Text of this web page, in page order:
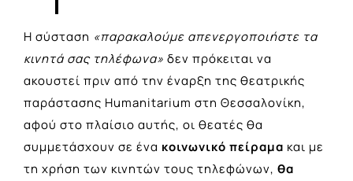
H σύσταση «παρακαλούμε απενεργοποιήστε τα
κινητά σας τηλέφωνα» δεν πρόκειται να
ακουστεί πριν από την έναρξη της θεατρικής
παράστασης Humanitarium στη Θεσσαλονίκη,
αφού στο πλαίσιο αυτής, οι θεατές θα
συμμετάσχουν σε ένα κοινωνικό πείραμα και με
τη χρήση των κινητών τους τηλεφώνων, θα